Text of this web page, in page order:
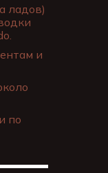
ладов)
и
по